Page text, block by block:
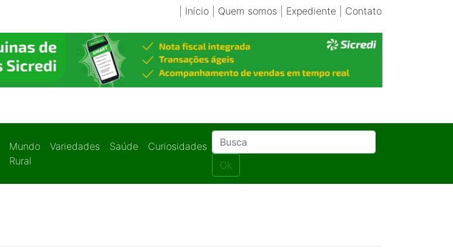
Início| Quem somos Expediente| Contato
Mundo
Rural
Variedades Saúde
Curiosidades
Ok